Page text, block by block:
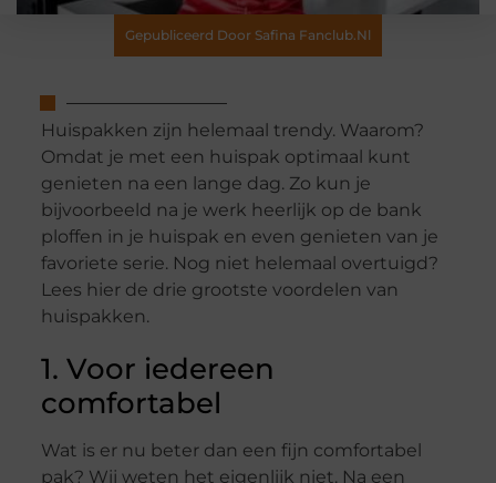
Gepubliceerd Door Safina Fanclub.nl
Huispakken zijn helemaal trendy. Waarom?
Omdat je met een huispak optimaal kunt
genieten na een lange dag. Zo kun je
bijvoorbeeld na je werk heerlijk op de bank
ploffen in je huispak en even genieten van je
favoriete serie. Nog niet helemaal overtuigd?
Lees hier de drie grootste voordelen van
huispakken.
1. Voor iedereen
comfortabel
Wat is er nu beter dan een fijn comfortabel
pak? Wij weten het eigenlijk niet. Na een